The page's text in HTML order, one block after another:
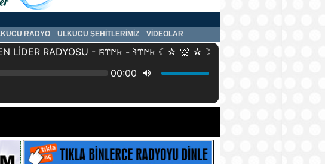
RADYO ÜLKÜCÜ ŞEHİTLERİMİZ VİDEOLAR